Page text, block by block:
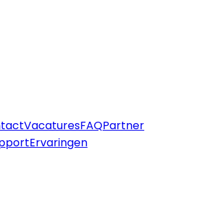
VacaturesFAQPartner
Ervaringen